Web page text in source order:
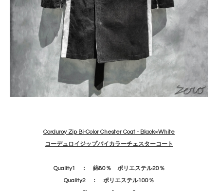
Corduroy Zip Bi-Color Chester Coat - Black×White
コーデュロイジップバイカラーチェスターコート
Quality1 ： 綿80％ ポリエステル20％
Quality2 ： ポリエステル100％